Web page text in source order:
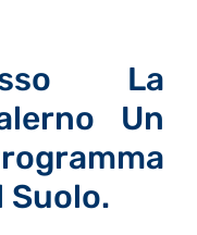
La
Un
Suolo.